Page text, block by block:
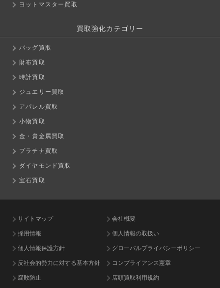
ヨットマスター買取
買取強化カテゴリー
バッグ買取
財布買取
時計買取
ジュエリー買取
アパレル買取
小物買取
金・貴金属買取
プラチナ買取
ダイヤモンド買取
宝石買取
サイトマップ 会社概要
採用情報 個人情報の取扱い
個人情報保護方針 グローバルプライバシーポリシー
反社会的勢力に対する基本方針 コンプライアンス憲章
腐敗防止 店頭買取利用規約